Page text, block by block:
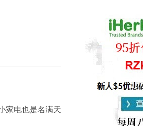
家电也是名满天